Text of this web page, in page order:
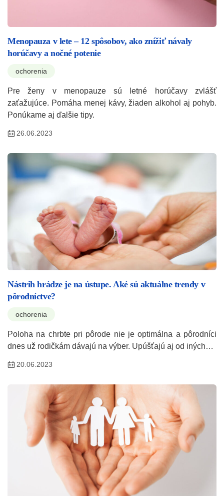
Menopauza v lete – 12 spôsobov, ako znížiť návaly
horúčavy a nočné potenie
ochorenia
Pre ženy v menopauze sú letné horúčavy zvlášť
zaťažujúce. Pomáha menej kávy, žiaden alkohol aj pohyb.
Ponúkame aj ďalšie tipy.
26.06.2023
Nástrih hrádze je na ústupe. Aké sú aktuálne trendy v
pôrodníctve?
ochorenia
Poloha na chrbte pri pôrode nie je optimálna a pôrodníci
dnes už rodičkám dávajú na výber. Upúšťajú aj od iných…
20.06.2023